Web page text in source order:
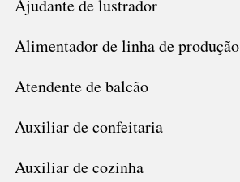
Ajudante de lustrador
Alimentador de linha de produção
Atendente de balcão
Auxiliar de confeitaria
Auxiliar de cozinha